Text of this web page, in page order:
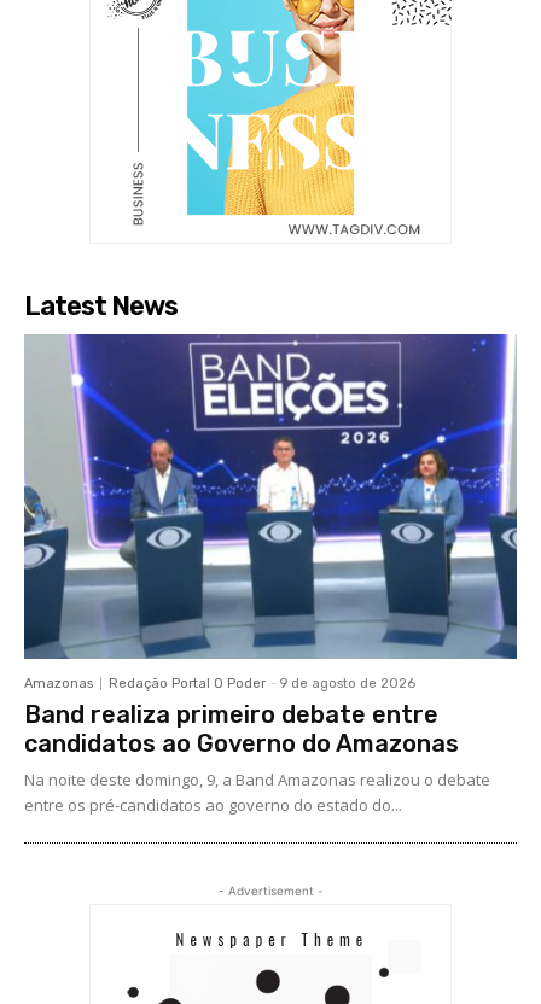
Latest News
Amazonas Redação Portal O Poder - 9 de agosto de 2026
Band realiza primeiro debate entre
candidatos ao Governo do Amazonas
Na noite deste domingo, 9, a Band Amazonas realizou o debate
entre os pré-candidatos ao governo do estado do...
- Advertisement -